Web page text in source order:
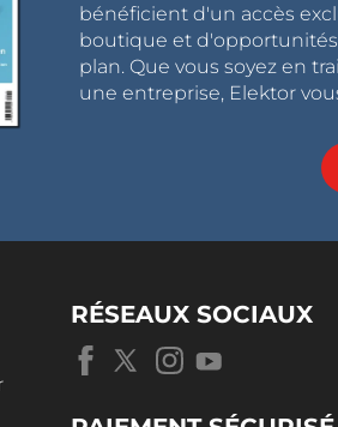
bénéficient d'un accès
boutique et
plan. Que vous soyez en
une entreprise, Elektor
RÉSEAUX SOCIAUX